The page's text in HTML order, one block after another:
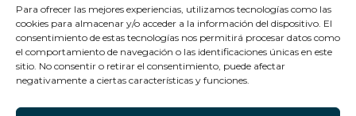
Para ofrecer las mejores experiencias, utilizamos tecnologías como las
cookies para almacenar y/o acceder a la información del dispositivo. El
consentimiento de estas tecnologías nos permitirá procesar datos como
el comportamiento de navegación o las identificaciones únicas en este
sitio. No consentir o retirar el consentimiento, puede afectar
negativamente a ciertas características y funciones.
I00,
financed by MCIN/AEI/10.13039/501100011033/FEDER,
UE.